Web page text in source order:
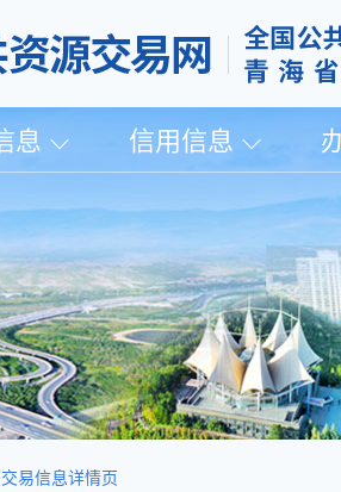
息 信用信息
交易信息详情页